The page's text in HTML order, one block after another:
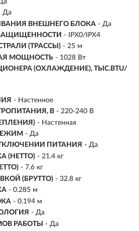
Да
ВНЕШНЕГО БЛОКА - Да
- IPX0/IPX4
(ТРАССЫ) - 25 м
МОЩНОСТЬ - 1028 Вт
(ОХЛАЖДЕНИЕ), ТЫС.BTU/
- Настенное
В - 220-240 В
- Настенная
- Да
ПИТАНИЯ - Да
(НЕТТО) - 21.4 кг
- 7.6 кг
(БРУТТО) - 32.8 кг
- 0.285 м
- 0.194 м
- Да
РАБОТЫ
- Да